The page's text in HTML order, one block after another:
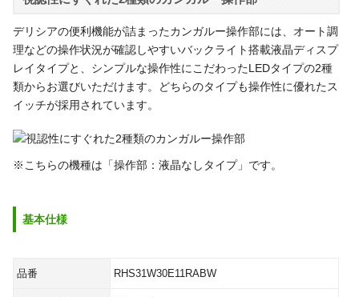
デリシアの便利機能が詰まったカンガルー操作部には、オート調
理などの操作状況が確認しやすいバックライト搭載液晶ディスプ
レイタイプと、シンプルな操作性にこだわったLEDタイプの2種
類からお選びいただけます。どちらのタイプも操作性に優れたス
イッチが採用されています。
※こちらの機種は「操作部：液晶なしタイプ」です。
基本仕様
品番 RHS31W30E11RABW